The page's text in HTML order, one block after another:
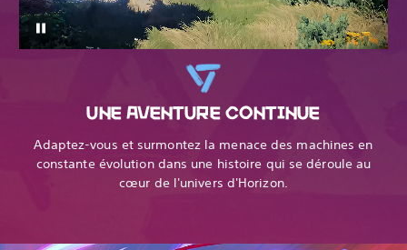
UNE AVENTURE CONTINUE
Adaptez-vous et surmontez la menace des machines en
constante évolution dans une histoire qui se déroule au
cœur de l'univers d'Horizon.